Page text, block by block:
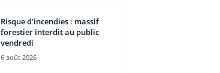
Risque d’incendies : massif
forestier interdit au public
vendredi
6 août 2026